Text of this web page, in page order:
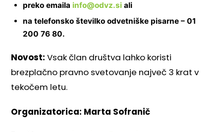
preko emaila info@odvz.siali
na telefonsko številko odvetniške pisarne – 01
200 76 80.
Novost:Vsak član društva lahko koristi
brezplačno pravno svetovanje največ 3 krat v
tekočem letu.
Organizatorica: Marta Sofranič